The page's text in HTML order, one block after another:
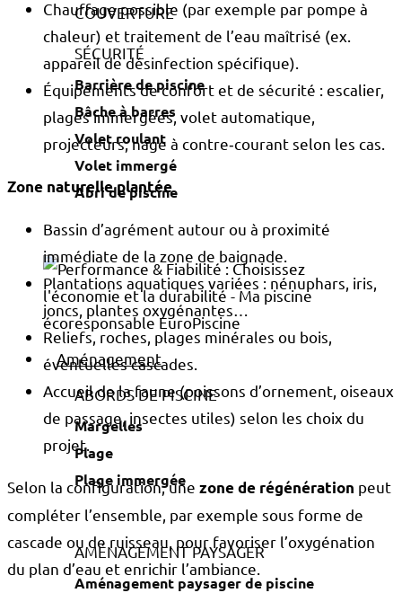
COUVERTURE
SÉCURITÉ
Barrière de piscine
Bâche à barres
Volet roulant
Volet immergé
Abri de piscine
Aménagement
ABORDS DE PISCINE
Margelles
Plage
Plage immergée
AMÉNAGEMENT PAYSAGER
Aménagement paysager de piscine
Chauffage possible (par exemple par pompe à
chaleur) et traitement de l’eau maîtrisé (ex.
appareil de désinfection spécifique).
Équipements de confort et de sécurité : escalier,
plages immergées, volet automatique,
projecteurs, nage à contre‑courant selon les cas.
Zone naturelle plantée
Bassin d’agrément autour ou à proximité
immédiate de la zone de baignade.
Plantations aquatiques variées : nénuphars, iris,
joncs, plantes oxygénantes…
Reliefs, roches, plages minérales ou bois,
éventuelles cascades.
Accueil de la faune (poissons d’ornement, oiseaux
de passage, insectes utiles) selon les choix du
projet.
Selon la configuration, une zone de régénération peut
compléter l’ensemble, par exemple sous forme de
cascade ou de ruisseau, pour favoriser l’oxygénation
du plan d’eau et enrichir l’ambiance.